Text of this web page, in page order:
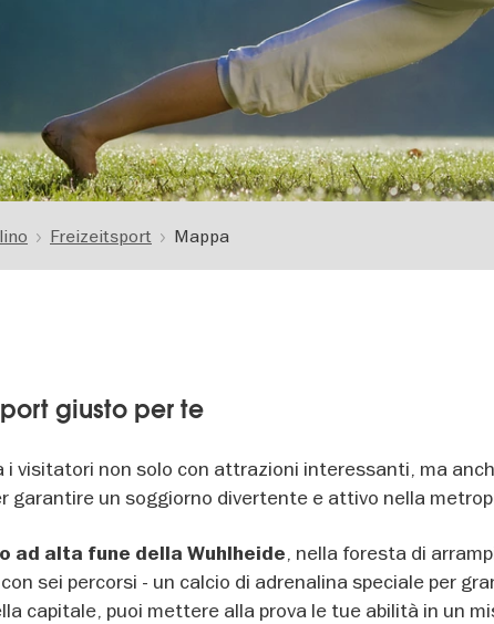
Freizeitsport Mappa
giusto per te
i visitatori non solo con attrazioni interessanti, ma
garantire un soggiorno divertente e attivo nella
ad alta fune della Wuhlheide, nella foresta di
sei percorsi - un calcio di adrenalina speciale per
capitale, puoi mettere alla prova le tue abilità in un